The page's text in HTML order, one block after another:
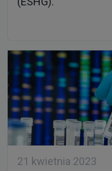
21 kwietnia 2023
Możliwości
wykorzystaniu